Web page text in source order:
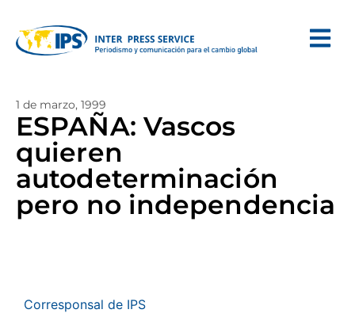
1 de marzo, 1999
ESPAÑA: Vascos
quieren
autodeterminación
pero no independencia
Corresponsal de IPS